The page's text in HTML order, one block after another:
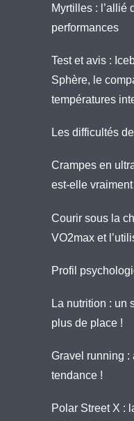
Myrtilles : l’allié
performances
Test et avis :
Sphère, le
températures
Les difficultés
Crampes en
est-elle
Courir sous la
VO2max et
Profil
La nutrition : un
plus de place !
Gravel running :
tendance !
Polar Street X :